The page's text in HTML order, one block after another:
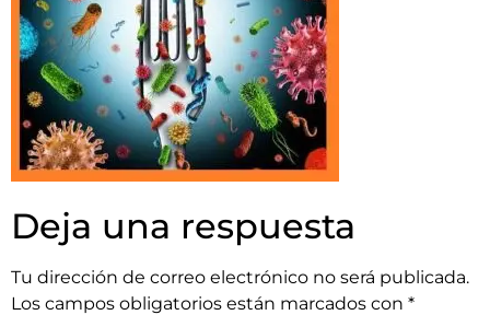
Deja una respuesta
Tu dirección de correo electrónico no será publicada.
Los campos obligatorios están marcados con *